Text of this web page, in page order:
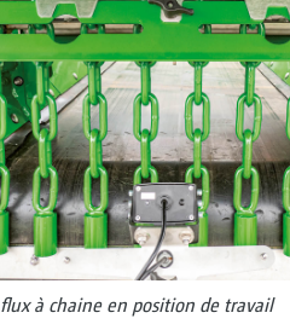
à chaine en position de travail